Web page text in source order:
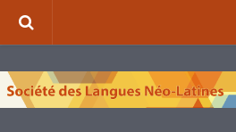
À propos de la S.L.N.L.